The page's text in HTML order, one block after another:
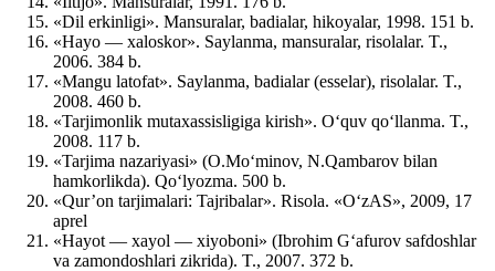
«Dil erkinligi». Mansuralar, badialar, hikoyalar, 1998. 151 b.
«Hayo — xaloskor». Saylanma, mansuralar, risolalar. T.,
2006. 384 b.
«Mangu latofat». Saylanma, badialar (esselar), risolalar. T.,
2008. 460 b.
«Tarjimonlik mutaxassisligiga kirish». O‘quv qo‘llanma. T.,
2008. 117 b.
«Tarjima nazariyasi» (O.Mo‘minov, N.Qambarov bilan
hamkorlikda). Qo‘lyozma. 500 b.
«Qur’on tarjimalari: Tajribalar». Risola. «O‘zAS», 2009, 17
aprel
«Hayot — xayol — xiyoboni» (Ibrohim G‘afurov safdoshlar
va zamondoshlari zikrida). T., 2007. 372 b.